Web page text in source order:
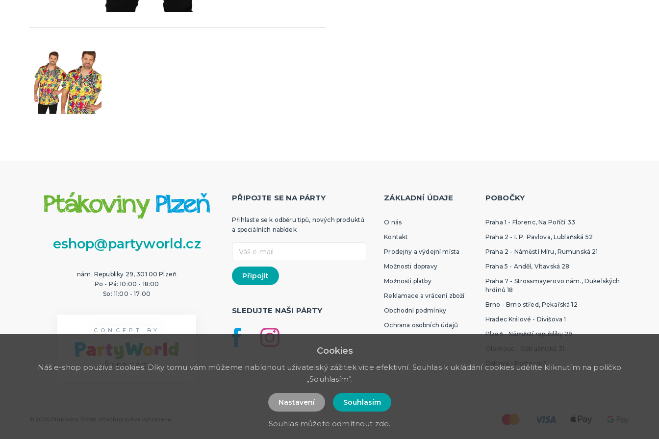
eshop@partyworld.cz
nám. Republiky 29, 301 00 Plzeň
Po - Pá: 10:00 - 18:00
So: 11:00 - 17:00
CONCEPT BY
PŘIPOJTE SE NA PÁRTY
Přihlaste se k odběru tipů, nových produktů
a speciálních nabídek
SLEDUJTE NAŠI PÁRTY
ZÁKLADNÍ ÚDAJE
O nás
Kontakt
Prodejny a výdejní místa
Možnosti dopravy
Možnosti platby
Reklamace a vrácení zboží
Obchodní podmínky
Ochrana osobních údajů
POBOČKY
Praha 1 - Florenc, Na Poříčí 33
Praha 2 - I. P. Pavlova, Lublaňská 52
Praha 2 - Náměstí Míru, Rumunská 21
Praha 5 - Anděl, Vltavská 28
Praha 7 - Strossmayerovo nám., Dukelských
hrdinů 18
Brno - Brno střed, Pekařská 12
Hradec Králové - Divišova 1
Plzeň - Náměstí republiky 29
Olomouc - Ostružnická 31
Ostrava - Poštovní 5
© 2026 Ptákoviny Plzeň. Všechna práva vyhrazena.
Cookies
Náš e-shop používá cookies. Díky tomu vám můžeme nabídnout uživatelský zážitek více efektivní. Souhlas k ukládání cookies udělíte kliknutím na políčko
„Souhlasím".
Nastavení Souhlasím
Souhlas můžete odmítnout zde.